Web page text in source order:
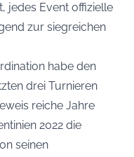
jedes Event offizielle
zur siegreichen
habe den
drei Turnieren
reiche Jahre
2022 die
seinen